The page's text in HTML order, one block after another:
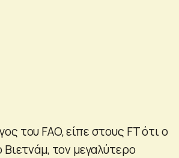
του FAO, είπε στους FT ότι ο
τον μεγαλύτερο